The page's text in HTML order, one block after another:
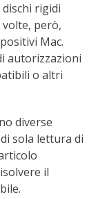
rigidi
volte, però,
Mac.
autorizzazioni
o altri
diverse
sola lettura di
il